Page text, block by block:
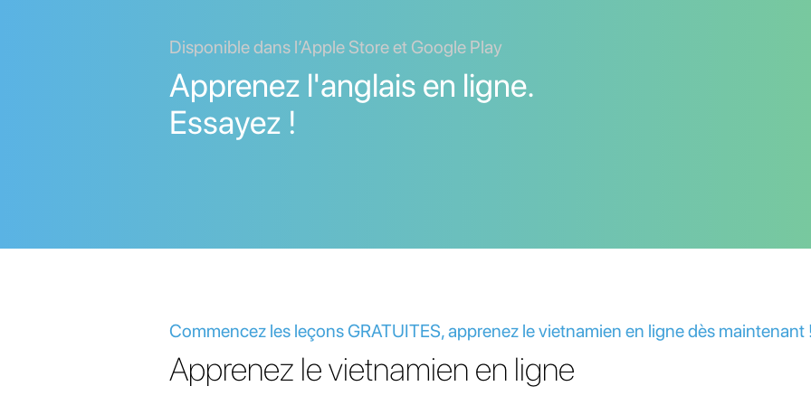
Disponible dans l’Apple Store et Google Play
Apprenez l'anglais en ligne.
Essayez !
Commencez les leçons GRATUITES, apprenez le vietnamien en ligne dès maintenant
Apprenez le vietnamien en ligne